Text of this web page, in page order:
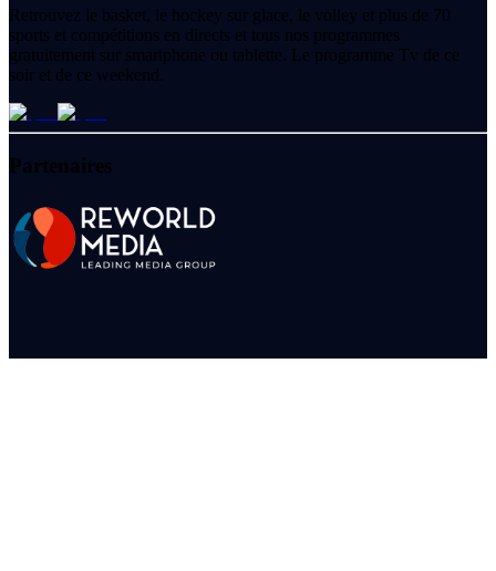
Retrouvez le basket, le hockey sur glace, le volley et plus de 70
sports et compétitions en directs et tous nos programmes
gratuitement sur smartphone ou tablette. Le programme Tv de ce
soir et de ce weekend.
Partenaires